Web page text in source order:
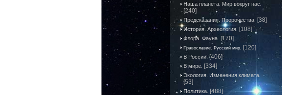
Наша планета. Мир вокруг нас.
[240]
Предсказания. Пророчества. [38]
История. Археология. [108]
Флора. Фауна. [170]
Православие. Русский мир. [120]
В России. [406]
В мире. [334]
Экология. Изменения климата.
[53]
Политика. [488]